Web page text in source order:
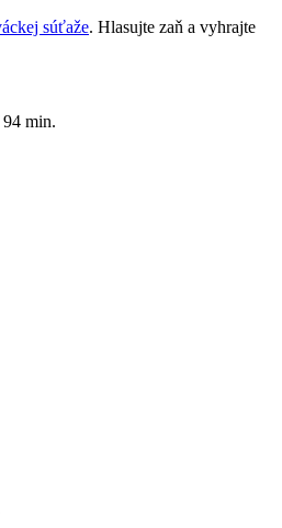
súťaže. Hlasujte zaň a vyhrajte
min.